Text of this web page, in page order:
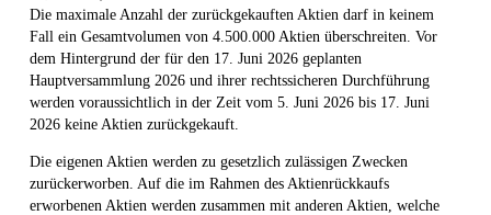
Die maximale Anzahl der zurückgekauften Aktien darf in keinem
Fall ein Gesamtvolumen von 4.500.000 Aktien überschreiten. Vor
dem Hintergrund der für den 17. Juni 2026 geplanten
Hauptversammlung 2026 und ihrer rechtssicheren Durchführung
werden voraussichtlich in der Zeit vom 5. Juni 2026 bis 17. Juni
2026 keine Aktien zurückgekauft.
Die eigenen Aktien werden zu gesetzlich zulässigen Zwecken
zurückerworben. Auf die im Rahmen des Aktienrückkaufs
erworbenen Aktien werden zusammen mit anderen Aktien, welche